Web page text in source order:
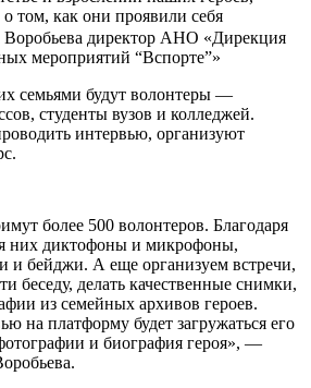
о том, как они проявили себя
директор АНО «Дирекция
мероприятий “Вспорте”»
семьями будут волонтеры —
студенты вузов и колледжей.
интервью, организуют
более 500 волонтеров. Благодаря
них диктофоны и микрофоны,
и бейджи. А еще организуем встречи,
беседу, делать качественные снимки,
из семейных архивов героев.
на платформу будет загружаться его
и биография героя», —